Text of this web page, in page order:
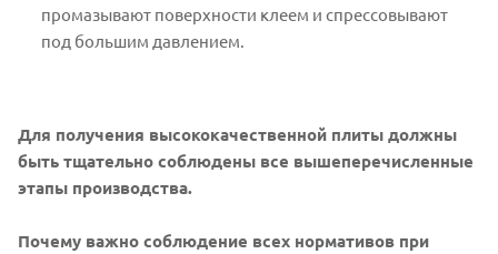
промазывают поверхности клеем и спрессовывают
под большим давлением.
Для получения высококачественной плиты должны
быть тщательно соблюдены все вышеперечисленные
этапы производства.
Почему важно соблюдение всех нормативов при